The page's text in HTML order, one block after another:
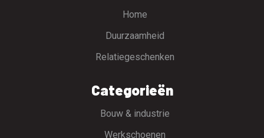
Home
Duurzaamheid
Relatiegeschenken
Categorieën
Bouw & industrie
Werkschoenen